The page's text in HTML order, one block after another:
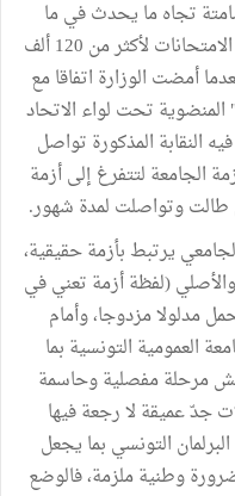
تجاه ما يحدث في ما
يناهز المائة مؤسسة جامعية تعطلت فيه الامتحانات لأكثر من 120 ألف
أمضت الوزارة اتفاقا مع
المنضوية تحت لواء الاتحاد
النقابة المذكورة تواصل
الجامعة لتتفرغ إلى أزمة
طالت وتواصلت لمدة شهور.
يرتبط بأزمة حقيقية،
(لفظة أزمة تعني في
مدلولا مزدوجا، وأمام
العمومية التونسية بما
مرحلة مفصلية وحاسمة
جدّ عميقة لا رجعة فيها
التونسي بما يجعل
وطنية ملزمة، فالوضع